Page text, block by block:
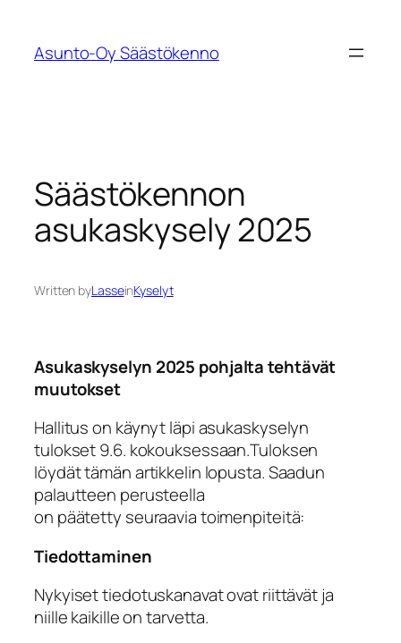
Asunto-Oy Säästökenno
Säästökennon
asukaskysely 2025
Written byLasseinKyselyt
Asukaskyselyn 2025 pohjalta tehtävät
muutokset
Hallitus on käynyt läpi asukaskyselyn
tulokset 9.6. kokouksessaan.Tuloksen
löydät tämän artikkelin lopusta. Saadun
palautteen perusteella
on päätetty seuraavia toimenpiteitä:
Tiedottaminen
Nykyiset tiedotuskanavat ovat riittävät ja
niille kaikille on tarvetta.